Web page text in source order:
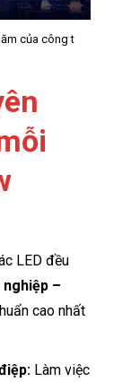
của công t
LED đều
nghiệp –
cao nhất
Làm việc